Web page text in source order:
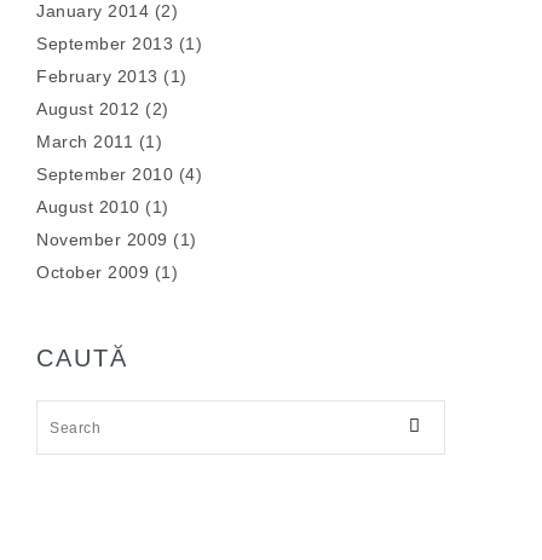
January 2014 (2)
September 2013 (1)
February 2013 (1)
August 2012 (2)
March 2011 (1)
September 2010 (4)
August 2010 (1)
November 2009 (1)
October 2009 (1)
CAUTĂ